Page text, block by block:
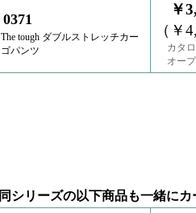
0371
The tough ダブルストレッチカー
ゴパンツ
￥
（￥
カタ
オー
同シリーズの以下商品も一緒に